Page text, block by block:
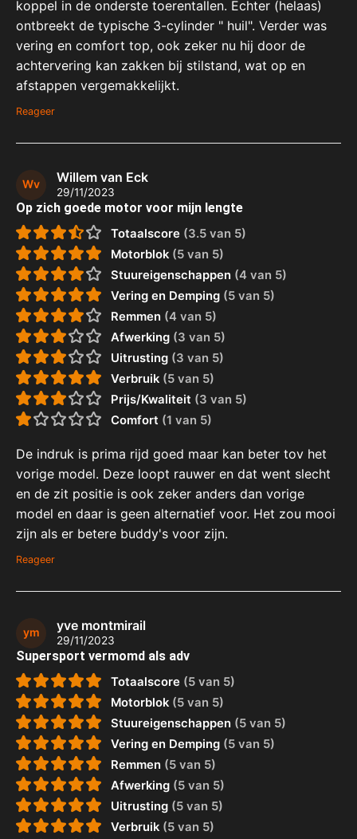
koppel in de onderste toerentallen. Echter (helaas)
ontbreekt de typische 3-cylinder " huil". Verder was
vering en comfort top, ook zeker nu hij door de
achtervering kan zakken bij stilstand, wat op en
afstappen vergemakkelijkt.
Reageer
Wv Willem van Eck
29/11/2023
Op zich goede motor voor mijn lengte
Totaalscore (3.5 van 5)
Motorblok (5 van 5)
Stuureigenschappen (4 van 5)
Vering en Demping (5 van 5)
Remmen (4 van 5)
Afwerking (3 van 5)
Uitrusting (3 van 5)
Verbruik (5 van 5)
Prijs/Kwaliteit (3 van 5)
Comfort (1 van 5)
De indruk is prima rijd goed maar kan beter tov het
vorige model. Deze loopt rauwer en dat went slecht
en de zit positie is ook zeker anders dan vorige
model en daar is geen alternatief voor. Het zou mooi
zijn als er betere buddy's voor zijn.
Reageer
ym yve montmirail
29/11/2023
Supersport vermomd als adv
Totaalscore (5 van 5)
Motorblok (5 van 5)
Stuureigenschappen (5 van 5)
Vering en Demping (5 van 5)
Remmen (5 van 5)
Afwerking (5 van 5)
Uitrusting (5 van 5)
Verbruik (5 van 5)